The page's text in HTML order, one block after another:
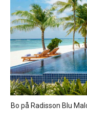
Bo på Radisson Blu